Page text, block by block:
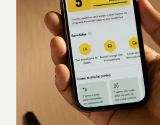
Sala VIP no Aeroporto de Guarulhos